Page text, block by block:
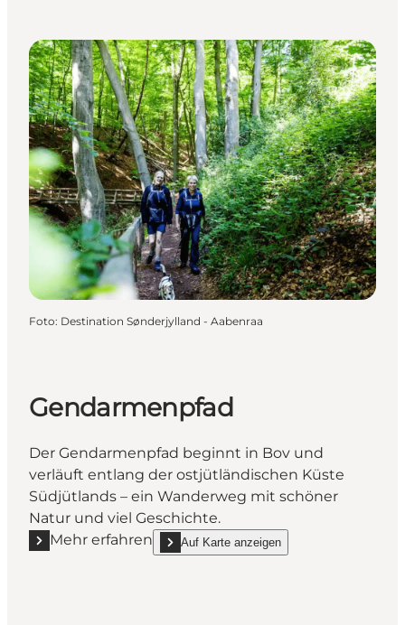
Foto: Destination Sønderjylland - Aabenraa
Gendarmenpfad
Der Gendarmenpfad beginnt in Bov und
verläuft entlang der ostjütländischen Küste
Südjütlands – ein Wanderweg mit schöner
Natur und viel Geschichte.
Mehr erfahren
Mehr erfahren "Gendarmenpfad"
Auf Karte anzeigen
show Gendarmenpfad on_map